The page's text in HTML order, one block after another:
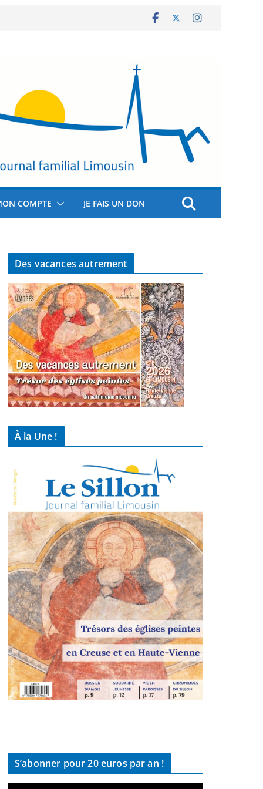
COMPTE JE FAIS UN DON
Des vacances autrement
À la Une !
S’abonner pour 20 euros par an !